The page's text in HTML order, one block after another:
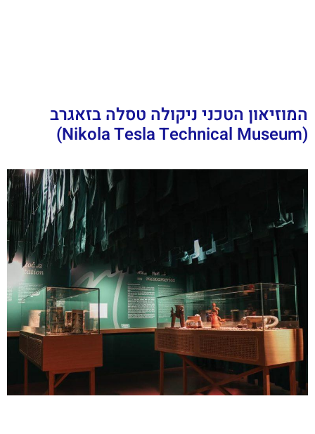
המוזיאון הטכני ניקולה טסלה בזאגרב
(Nikola Tesla Technical Museum)